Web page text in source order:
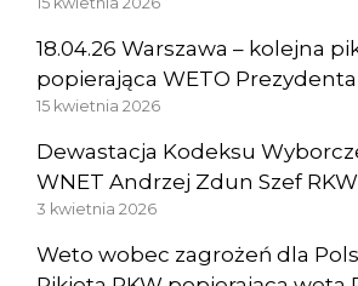
18.04.26 Warszawa – kolejna
popierająca WETO Prezydenta
15 kwietnia 2026
Dewastacja Kodeksu
WNET Andrzej Zdun Szef
3 kwietnia 2026
Weto wobec zagrożeń dla